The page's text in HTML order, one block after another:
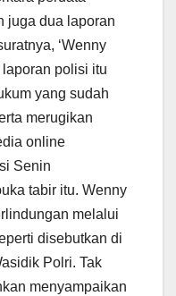
juga dua laporan
‘Wenny
laporan polisi itu
yang sudah
merugikan
online
Senin
tabir itu. Wenny
melalui
disebutkan di
Polri. Tak
menyampaikan